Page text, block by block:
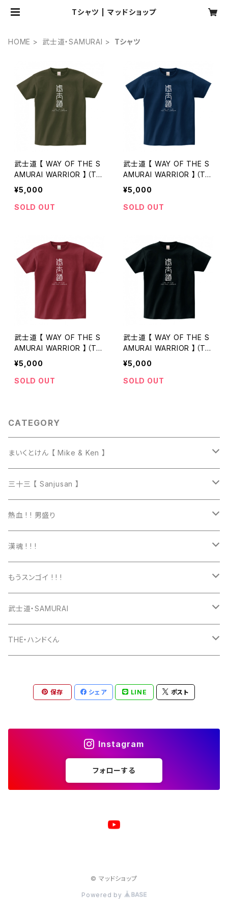
Tシャツ | マッドショップ
HOME 武士道・SAMURAI Tシャツ
武士道 【 WAY OF THE S
AMURAI WARRIOR 】（Tシ
ャツ）アーミーグリーン
¥5,000
SOLD OUT
武士道 【 WAY OF THE S
AMURAI WARRIOR 】（Tシ
ャツ）メトロブルー
¥5,000
SOLD OUT
武士道 【 WAY OF THE S
AMURAI WARRIOR 】（Tシ
ャツ）バーガンディ
¥5,000
SOLD OUT
武士道 【 WAY OF THE S
AMURAI WARRIOR 】（Tシ
ャツ）ブラック
¥5,000
SOLD OUT
CATEGORY
まいくとけん 【 Mike & Ken 】
マグカップ
トートバッグ
三十三 【 Sanjusan 】
Tシャツ
長袖Ｔシャツ
パーカー
ワッペン
マグカップ
マウスパッド
サコッシュ
熱血 ! ! 男盛り
Tシャツ
長袖Tシャツ
スウェット
パーカー
スマホケース
キャップ
漢魂 ! ! !
Tシャツ
パーカー
スマホケース
モバイルバッテリー
もうスンゴイ ! ! !
Tシャツ
長袖Ｔシャツ
マグカップ
ポーチ
武士道・SAMURAI
Tシャツ
スマホケース
パズル
THE・ハンドくん
キーホルダー
マグカップ
保存 シェア LINE ポスト
Instagram
フォローする
© マッドショップ
Powered by